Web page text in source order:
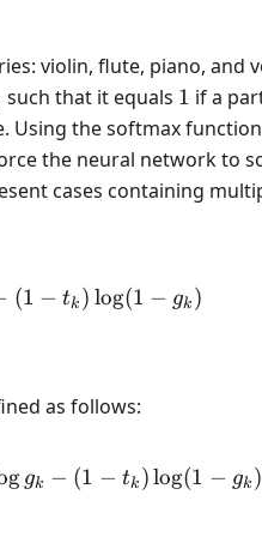
violin, flute, piano, and
such that it equals 1
1 if a
Using the softmax
the neural network to
cases containing
L_k = -t_{k}\log
(1 − tk ) log(1 − gk )
as follows:
g gk − (1 − tk )log(1 − gk )